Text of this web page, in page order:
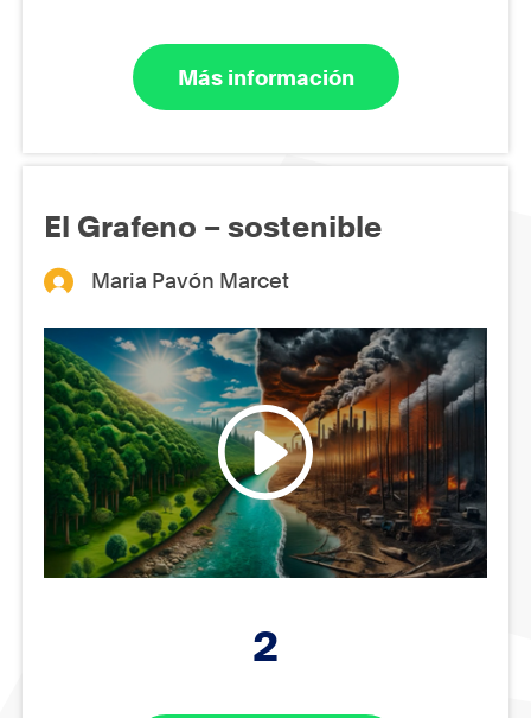
Más información
El Grafeno – sostenible
Maria Pavón Marcet
2